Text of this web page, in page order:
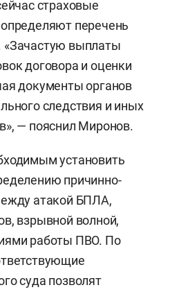
страховые
перечень
выплаты
договора и оценки
документы органов
следствия и иных
— пояснил Миронов.
установить
причинно-
атакой БПЛА,
взрывной волной,
работы ПВО. По
суда позволят